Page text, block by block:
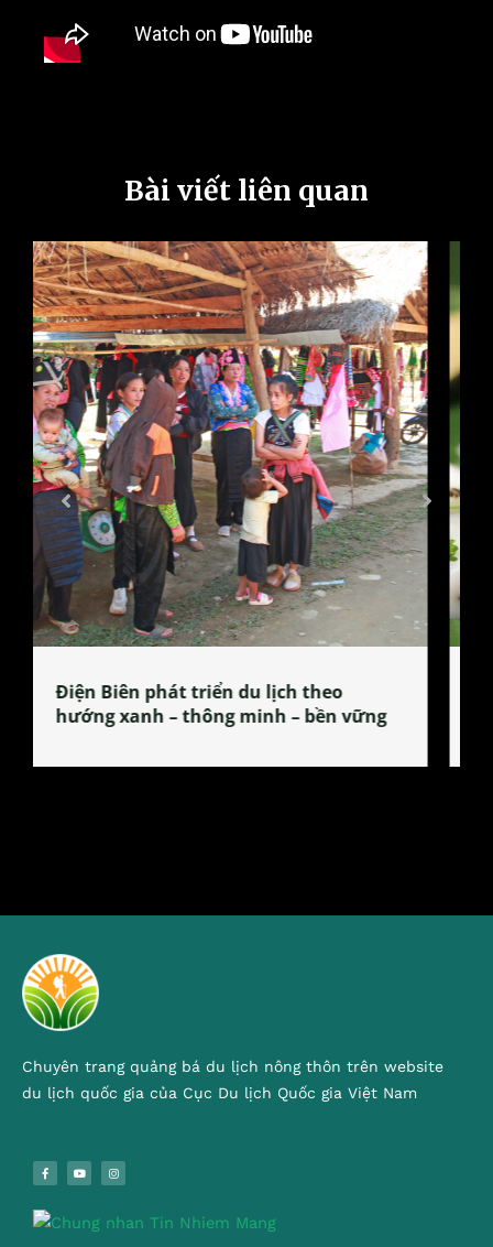
Bài viết liên quan
Làng làm bánh tẻ Phú Nhi – nơi lan
tỏa đặc sản xứ Đoài
Chuyên trang quảng bá du lịch nông thôn trên website
du lịch quốc gia của Cục Du lịch Quốc gia Việt Nam